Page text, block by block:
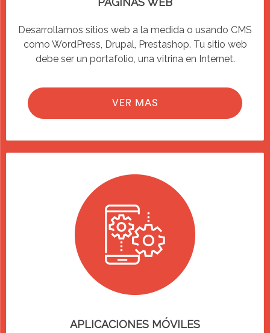
Desarrollamos sitios web a la medida o usando CMS
como WordPress, Drupal, Prestashop. Tu sitio web
debe ser un portafolio, una vitrina en Internet.
VER MAS
APLICACIONES MÓVILES